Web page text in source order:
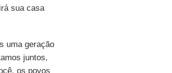
sua casa
uma geração
juntos,
os povos